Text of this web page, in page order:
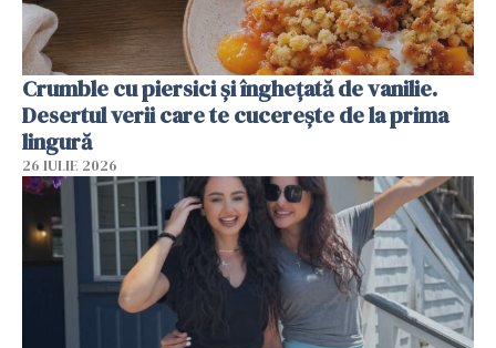
Crumble cu piersici și înghețată de vanilie.
Desertul verii care te cucerește de la prima
lingură
26 IULIE 2026